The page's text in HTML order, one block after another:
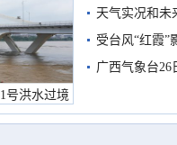
号洪水过境
况
天气实况和未
受台风“红霞”
有较强降雨
广西气象台26